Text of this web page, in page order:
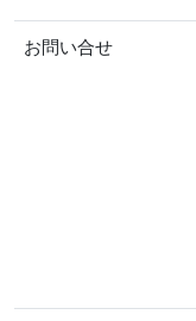
お問い合せ